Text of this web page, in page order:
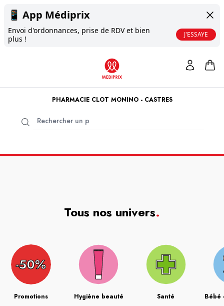
📱 App Médiprix
Envoi d'ordonnances, prise de RDV et bien
plus !
J'ESSAYE
PHARMACIE CLOT MONINO - CASTRES
Tous nos univers.
Promotions Hygiène beauté Santé Bébé